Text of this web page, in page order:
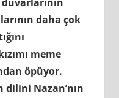
daha çok
meme
öpüyor.
Nazan’nın